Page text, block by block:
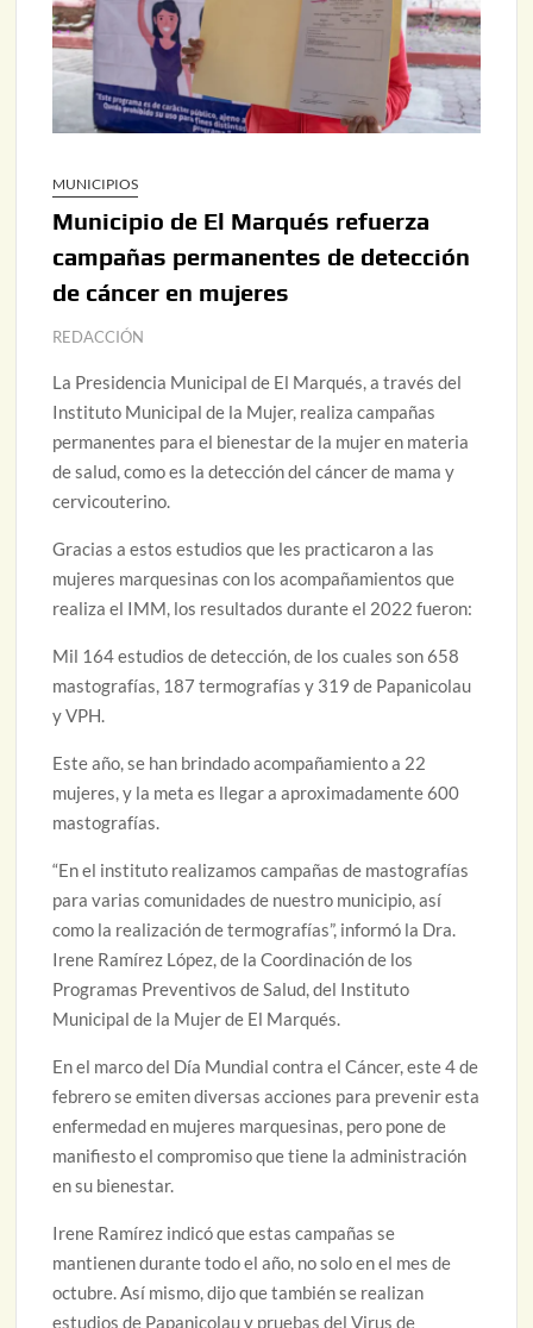
MUNICIPIOS
Municipio de El Marqués refuerza
campañas permanentes de detección
de cáncer en mujeres
REDACCIÓN
La Presidencia Municipal de El Marqués, a través del
Instituto Municipal de la Mujer, realiza campañas
permanentes para el bienestar de la mujer en materia
de salud, como es la detección del cáncer de mama y
cervicouterino.
Gracias a estos estudios que les practicaron a las
mujeres marquesinas con los acompañamientos que
realiza el IMM, los resultados durante el 2022 fueron:
Mil 164 estudios de detección, de los cuales son 658
mastografías, 187 termografías y 319 de Papanicolau
y VPH.
Este año, se han brindado acompañamiento a 22
mujeres, y la meta es llegar a aproximadamente 600
mastografías.
“En el instituto realizamos campañas de mastografías
para varias comunidades de nuestro municipio, así
como la realización de termografías”, informó la Dra.
Irene Ramírez López, de la Coordinación de los
Programas Preventivos de Salud, del Instituto
Municipal de la Mujer de El Marqués.
En el marco del Día Mundial contra el Cáncer, este 4 de
febrero se emiten diversas acciones para prevenir esta
enfermedad en mujeres marquesinas, pero pone de
manifiesto el compromiso que tiene la administración
en su bienestar.
Irene Ramírez indicó que estas campañas se
mantienen durante todo el año, no solo en el mes de
octubre. Así mismo, dijo que también se realizan
estudios de Papanicolau y pruebas del Virus de